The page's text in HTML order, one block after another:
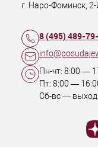
г. Наро-Фоминск, 2-
8 (495) 489-
Пн-чт: 8:00 —
Пт: 8:00 —
Сб-вс —